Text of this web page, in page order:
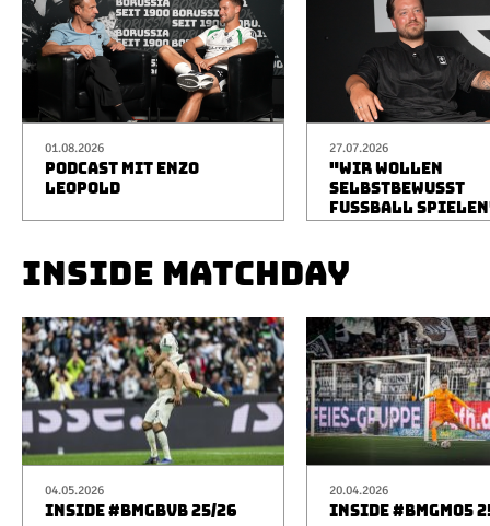
01.08.2026
PODCAST MIT ENZO
LEOPOLD
27.07.2026
"WIR WOLLEN
SELBSTBEWUSST
FUSSBALL
INSIDE MATCHDAY
04.05.2026
INSIDE #BMGBVB 25/26
20.04.2026
INSIDE #BMGM05